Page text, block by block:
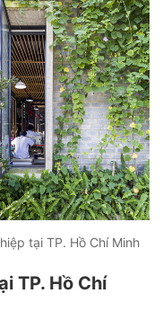
tại TP. Hồ Chí Minh
TP. Hồ Chí